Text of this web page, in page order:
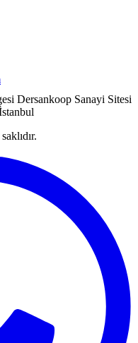
Dersankoop Sanayi Sitesi